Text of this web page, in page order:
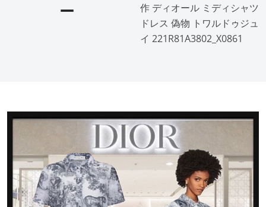
ー
作 ディオール ミディシャツ
ドレス 偽物 トワルドゥジュ
イ 221R81A3802_X0861